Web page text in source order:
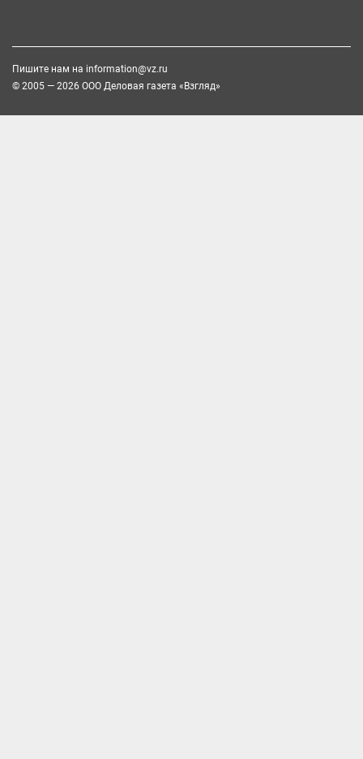
Пишите нам на information@vz.ru
© 2005 — 2026 ООО Деловая газета «Взгляд»